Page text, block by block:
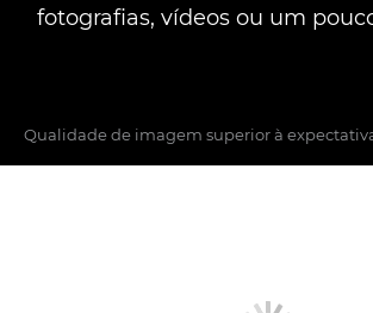
fotografias, vídeos ou um
Qualidade de imagem superior à